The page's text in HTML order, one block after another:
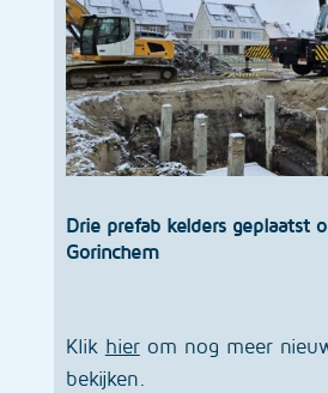
Drie prefab kelders geplaatst
Gorinchem
Klik hierom nog meer
bekijken.